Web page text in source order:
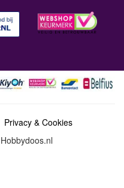
Privacy & Cookies